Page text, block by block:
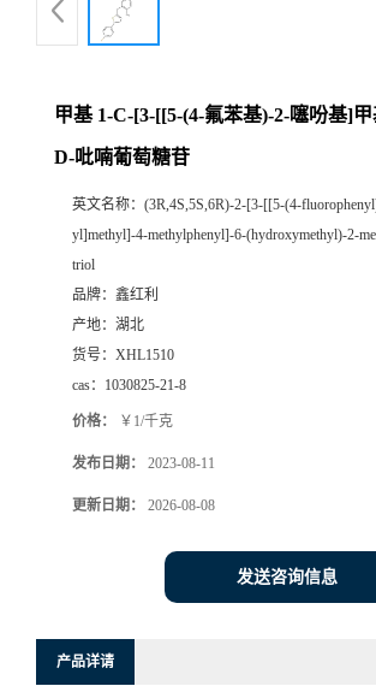
甲基 1-C-[3-[[5-(4-氟苯基)-2-噻吩基]
D-吡喃葡萄糖苷
英文名称： (3R,4S,5S,6R)-2-[3-[[5-(4-
yl]methyl]-4-methylphenyl]-6-(hydroxymethyl)-2-
triol
品牌： 鑫红利
产地： 湖北
货号： XHL1510
cas： 1030825-21-8
价格： ￥1/千克
发布日期： 2023-08-11
更新日期： 2026-08-08
发送咨询信息
产品详请